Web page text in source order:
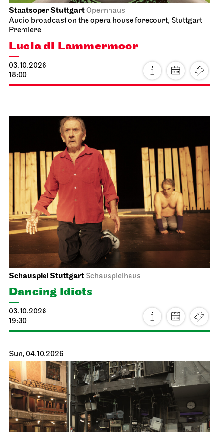
Staatsoper StuttgartOpernhaus
Audio broadcast on the opera house forecourt, Stuttgart
Premiere
Lucia di Lammermoor
03.10.2026
18:00
Schauspiel Stuttgart Schauspielhaus
Dancing Idiots
03.10.2026
19:30
Sun, 04.10.2026